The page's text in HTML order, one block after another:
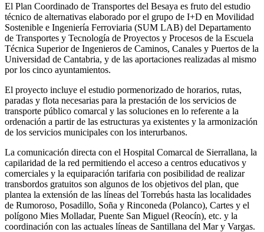
El Plan Coordinado de Transportes del Besaya es fruto del estudio
técnico de alternativas elaborado por el grupo de I+D en Movilidad
Sostenible e Ingeniería Ferroviaria (SUM LAB) del Departamento
de Transportes y Tecnología de Proyectos y Procesos de la Escuela
Técnica Superior de Ingenieros de Caminos, Canales y Puertos de la
Universidad de Cantabria, y de las aportaciones realizadas al mismo
por los cinco ayuntamientos.
El proyecto incluye el estudio pormenorizado de horarios, rutas,
paradas y flota necesarias para la prestación de los servicios de
transporte público comarcal y las soluciones en lo referente a la
ordenación a partir de las estructuras ya existentes y la armonización
de los servicios municipales con los interurbanos.
La comunicación directa con el Hospital Comarcal de Sierrallana, la
capilaridad de la red permitiendo el acceso a centros educativos y
comerciales y la equiparación tarifaria con posibilidad de realizar
transbordos gratuitos son algunos de los objetivos del plan, que
plantea la extensión de las líneas del Torrebús hasta las localidades
de Rumoroso, Posadillo, Soña y Rinconeda (Polanco), Cartes y el
polígono Mies Molladar, Puente San Miguel (Reocín), etc. y la
coordinación con las actuales líneas de Santillana del Mar y Vargas.